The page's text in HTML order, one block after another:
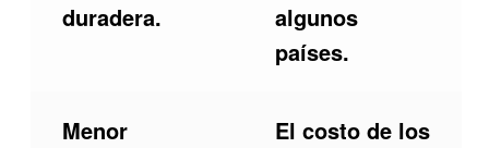
duradera.
algunos
países.
Menor
El costo de los